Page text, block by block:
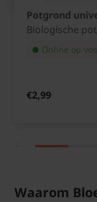
Potgrond
Biologische
Online op
€2,99
Waarom